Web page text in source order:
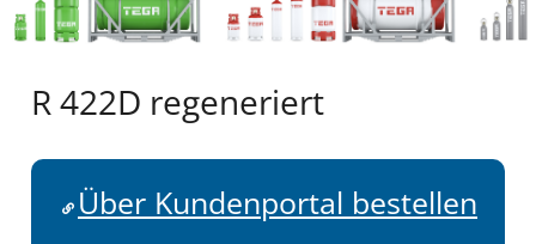
R 422D regeneriert
Über Kundenportal bestellen